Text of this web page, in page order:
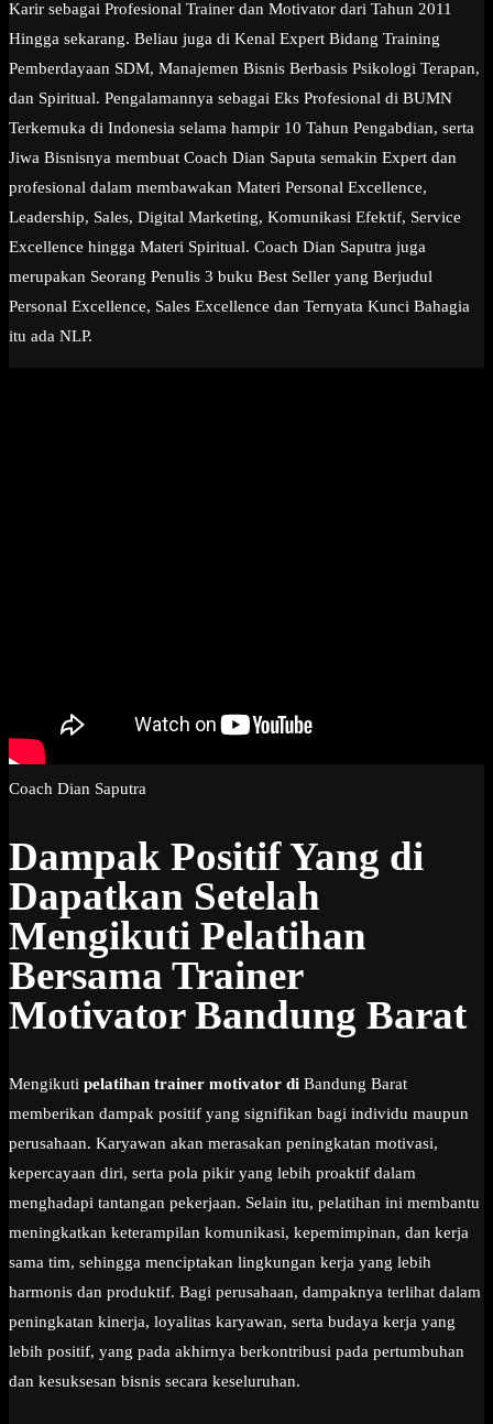
Karir sebagai Profesional Trainer dan Motivator dari Tahun 2011
Hingga sekarang. Beliau juga di Kenal Expert Bidang Training
Pemberdayaan SDM, Manajemen Bisnis Berbasis Psikologi Terapan,
dan Spiritual. Pengalamannya sebagai Eks Profesional di BUMN
Terkemuka di Indonesia selama hampir 10 Tahun Pengabdian, serta
Jiwa Bisnisnya membuat Coach Dian Saputa semakin Expert dan
profesional dalam membawakan Materi Personal Excellence,
Leadership, Sales, Digital Marketing, Komunikasi Efektif, Service
Excellence hingga Materi Spiritual. Coach Dian Saputra juga
merupakan Seorang Penulis 3 buku Best Seller yang Berjudul
Personal Excellence, Sales Excellence dan Ternyata Kunci Bahagia
itu ada NLP.
Coach Dian Saputra
Dampak Positif Yang di
Dapatkan Setelah
Mengikuti Pelatihan
Bersama Trainer
Motivator Bandung Barat
Mengikuti pelatihan trainer motivator di Bandung Barat
memberikan dampak positif yang signifikan bagi individu maupun
perusahaan. Karyawan akan merasakan peningkatan motivasi,
kepercayaan diri, serta pola pikir yang lebih proaktif dalam
menghadapi tantangan pekerjaan. Selain itu, pelatihan ini membantu
meningkatkan keterampilan komunikasi, kepemimpinan, dan kerja
sama tim, sehingga menciptakan lingkungan kerja yang lebih
harmonis dan produktif. Bagi perusahaan, dampaknya terlihat dalam
peningkatan kinerja, loyalitas karyawan, serta budaya kerja yang
lebih positif, yang pada akhirnya berkontribusi pada pertumbuhan
dan kesuksesan bisnis secara keseluruhan.